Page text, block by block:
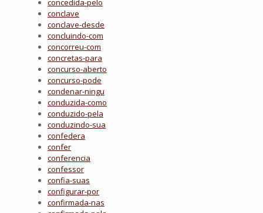
concedida-pelo
conclave
conclave-desde
concluindo-com
concorreu-com
concretas-para
concurso-aberto
concurso-pode
condenar-ningu
conduzida-como
conduzido-pela
conduzindo-sua
confedera
confer
conferencia
confessor
confia-suas
configurar-por
confirmada-nas